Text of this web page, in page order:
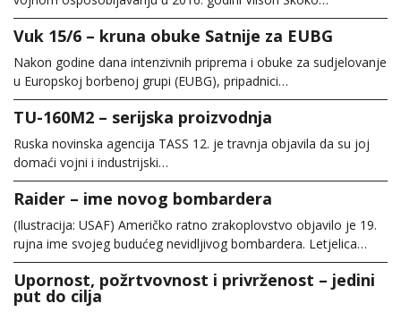
Vuk 15/6 – kruna obuke Satnije za EUBG
Nakon godine dana intenzivnih priprema i obuke za sudjelovanje
u Europskoj borbenoj grupi (EUBG), pripadnici…
TU-160M2 – serijska proizvodnja
Ruska novinska agencija TASS 12. je travnja objavila da su joj
domaći vojni i industrijski…
Raider – ime novog bombardera
(Ilustracija: USAF) Američko ratno zrakoplovstvo objavilo je 19.
rujna ime svojeg budućeg nevidljivog bombardera. Letjelica…
Upornost, požrtvovnost i privrženost – jedini
put do cilja